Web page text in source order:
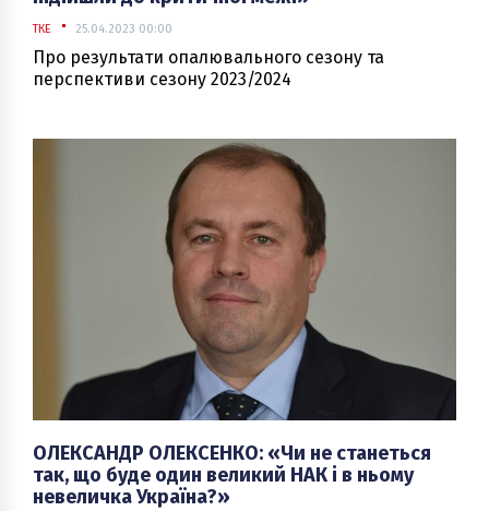
електроенергію, вироблену газовими
установками, ціна піків якої може сягати 12 грн/
кВт-год.
ТКЕ 25.04.2023 00:00
Про результати опалювального сезону та
перспективи сезону 2023/2024
ОЛЕКСАНДР ОЛЕКСЕНКО: «Чи не станеться
так, що буде один великий НАК і в ньому
невеличка Україна?»